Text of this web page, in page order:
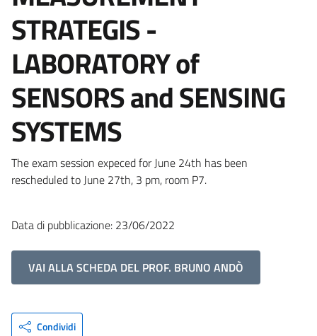
STRATEGIS -
LABORATORY of
SENSORS and SENSING
SYSTEMS
The exam session expeced for June 24th has been
rescheduled to June 27th, 3 pm, room P7.
Data di pubblicazione: 23/06/2022
VAI ALLA SCHEDA DEL PROF. BRUNO ANDÒ
Condividi